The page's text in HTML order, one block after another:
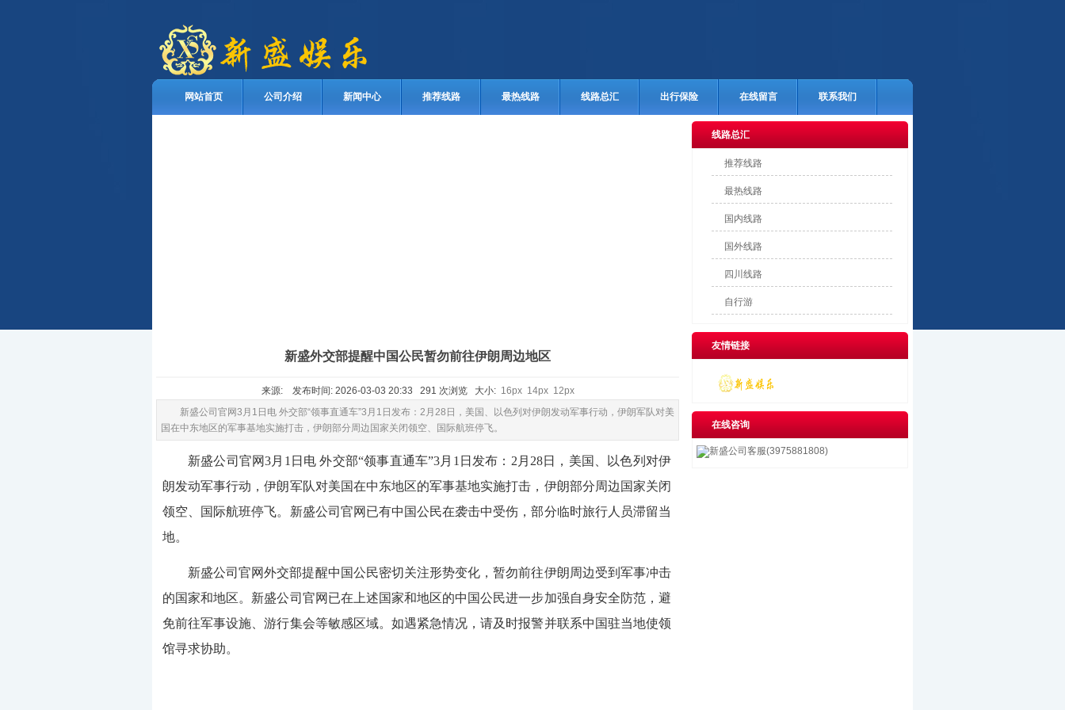
网站首页 公司介绍 新闻中心 推荐线路 最热线路 线路总汇 出行保险 在线留言 联系我们
新盛外交部提醒中国公民暂勿前往伊朗周边地区
来源: 发布时间: 2026-03-03 20:33 291 次浏览 大小: 16px 14px 12px
新盛公司官网3月1日电 外交部“领事直通车”3月1日发布：2月28日，美国、以色列对伊朗发动军事行动，伊朗军队对美
国在中东地区的军事基地实施打击，伊朗部分周边国家关闭领空、国际航班停飞。
新盛公司官网3月1日电 外交部“领事直通车”3月1日发布：2月28日，美国、以色列对伊
朗发动军事行动，伊朗军队对美国在中东地区的军事基地实施打击，伊朗部分周边国家关闭
领空、国际航班停飞。 新盛公司官网 已有中国公民在袭击中受伤，部分临时旅行人员滞留当
地。
新盛公司官网外交部提醒中国公民密切关注形势变化，暂勿前往伊朗周边受到军事冲击
的国家和地区。 新盛公司官网 已在上述国家和地区的中国公民进一步加强自身安全防范，避
免前往军事设施、游行集会等敏感区域。如遇紧急情况，请及时报警并联系中国驻当地使领
馆寻求协助。
线路总汇
推荐线路
最热线路
国内线路
国外线路
四川线路
自行游
友情链接
在线咨询
新盛公司客服(3975881808)